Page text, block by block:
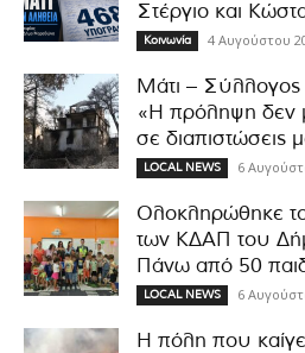
Στέργιο και
Κοινωνία 4 Αυγούστου
Μάτι –
«Η πρόληψη δεν
σε διαπιστώσεις
LOCAL NEWS 6
Ολοκληρώθηκε
των ΚΔΑΠ του
Πάνω από 50
LOCAL NEWS 6
Η πόλη που